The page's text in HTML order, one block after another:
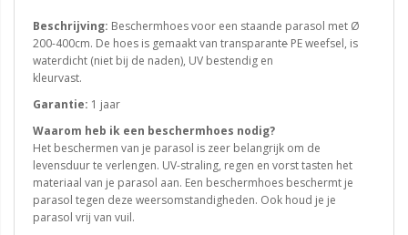
Beschrijving: Beschermhoes voor een staande parasol met Ø
200-400cm. De hoes is gemaakt van transparante PE weefsel, is
waterdicht (niet bij de naden), UV bestendig en
kleurvast.
Garantie: 1 jaar
Waarom heb ik een beschermhoes nodig?
Het beschermen van je parasol is zeer belangrijk om de
levensduur te verlengen. UV-straling, regen en vorst tasten het
materiaal van je parasol aan. Een beschermhoes beschermt je
parasol tegen deze weersomstandigheden. Ook houd je je
parasol vrij van vuil.